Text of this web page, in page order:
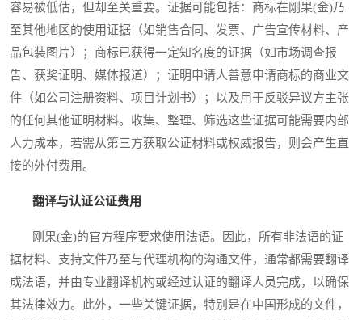
容易被低估，但却至关重要。证据可能包括：商标在刚果(金)乃
至其他地区的使用证据（如销售合同、发票、广告宣传材料、产
品包装图片）；商标已获得一定知名度的证据（如市场调查报
告、获奖证明、媒体报道）；证明申请人善意申请商标的商业文
件（如公司注册资料、项目计划书）；以及用于反驳异议方主张
的任何其他证明材料。收集、整理、筛选这些证据可能需要内部
人力成本，若需从第三方获取公证材料或权威报告，则会产生直
接的外付费用。
翻译与认证公证费用
刚果(金)的官方程序要求使用法语。因此，所有非法语的证
据材料、支持文件乃至与代理机构的沟通文件，通常都需要翻译
成法语，并由专业翻译机构或经过认证的翻译人员完成，以确保
其法律效力。此外，一些关键证据，特别是在中国形成的文件，